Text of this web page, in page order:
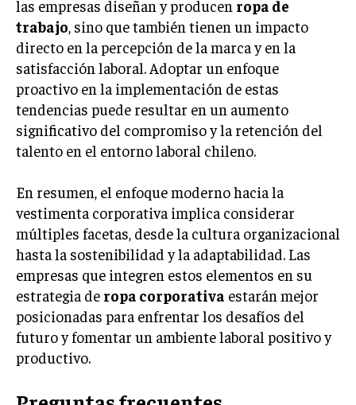
las empresas diseñan y producen ropa de
trabajo, sino que también tienen un impacto
directo en la percepción de la marca y en la
satisfacción laboral. Adoptar un enfoque
proactivo en la implementación de estas
tendencias puede resultar en un aumento
significativo del compromiso y la retención del
talento en el entorno laboral chileno.
En resumen, el enfoque moderno hacia la
vestimenta corporativa implica considerar
múltiples facetas, desde la cultura organizacional
hasta la sostenibilidad y la adaptabilidad. Las
empresas que integren estos elementos en su
estrategia de ropa corporativa estarán mejor
posicionadas para enfrentar los desafíos del
futuro y fomentar un ambiente laboral positivo y
productivo.